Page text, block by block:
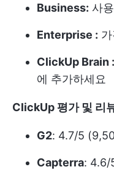
Business: 사
Enterprise :
ClickUp Brain :
에 추가하세요
ClickUp 평가 및 리
G2: 4.7/5
Capterra: 4.6/